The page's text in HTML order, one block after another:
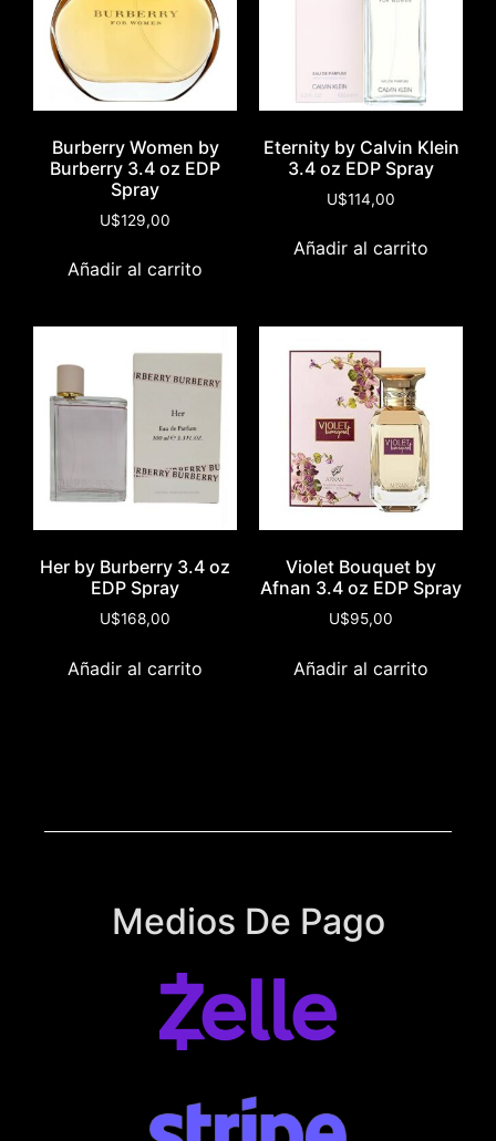
Burberry Women by
Burberry 3.4 oz EDP
Spray
U$129,00
Añadir al carrito
Eternity by Calvin Klein
3.4 oz EDP Spray
U$114,00
Añadir al carrito
Her by Burberry 3.4 oz
EDP Spray
U$168,00
Añadir al carrito
Violet Bouquet by
Afnan 3.4 oz EDP Spray
U$95,00
Añadir al carrito
Medios De Pago